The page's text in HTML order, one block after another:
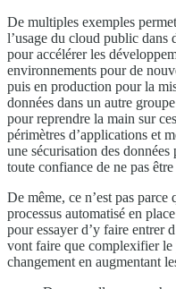
De multiples exemples
l’usage du cloud public
pour accélérer les
environnements pour de
puis en production pour la
données dans un autre
pour reprendre la main sur
périmètres d’applications et
une sécurisation des
toute confiance de ne pas
De même, ce n’est pas
processus automatisé en
pour essayer d’y faire entrer
vont faire que complexifier le
changement en augmentant